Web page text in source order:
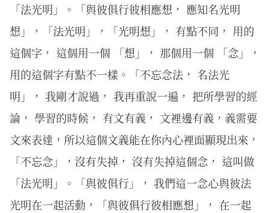
「法光明」。「與彼俱行彼相應想， 應知名光明
想」，「法光明」，「光明想」， 有點不同， 用的
這個字， 這個用一個 「想」， 那個用一個 「念」，
用的這個字有點不一樣。「不忘念法， 名法光
明」， 我剛才說過， 我再重說一遍， 把所學習的經
論， 學習的時候， 有文有義， 文裡邊有義，義需要
文來表達，所以這個文義能在你內心裡面顯現出來，
「不忘念」，沒有失掉， 沒有失掉這個念， 這叫做
「法光明」。「與彼俱行」， 我們這一念心與彼法
光明在一起活動，「與彼俱行彼相應想」， 在一起